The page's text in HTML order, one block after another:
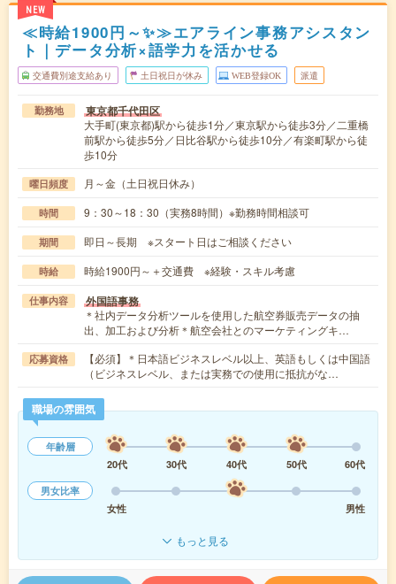
NEW
≪時給1900円～✨≫エアライン事務アシスタン
ト｜データ分析×語学力を活かせる
交通費別途支給あり 土日祝日が休み WEB登録OK 派遣
勤務地 東京都千代田区
大手町(東京都)駅から徒歩1分／東京駅から徒歩3分／二重橋
前駅から徒歩5分／日比谷駅から徒歩10分／有楽町駅から徒
歩10分
曜日頻度 月～金（土日祝日休み）
時間 9：30～18：30（実務8時間）※勤務時間相談可
期間 即日～長期 ※スタート日はご相談ください
時給 時給1900円～＋交通費 ※経験・スキル考慮
仕事内容 外国語事務
＊社内データ分析ツールを使用した航空券販売データの抽
出、加工および分析＊航空会社とのマーケティングキ…
応募資格
【必須】＊日本語ビジネスレベル以上、英語もしくは中国語
（ビジネスレベル、または実務での使用に抵抗がな…
職場の雰囲気
年齢層
20代
30代 40代 50代
60代
男女比率
女性
男性
もっと見る